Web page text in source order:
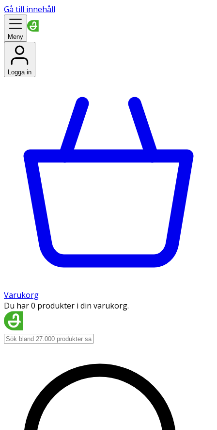
Gå till innehåll
Meny
Logga in
Varukorg
Du har 0 produkter i din varukorg.